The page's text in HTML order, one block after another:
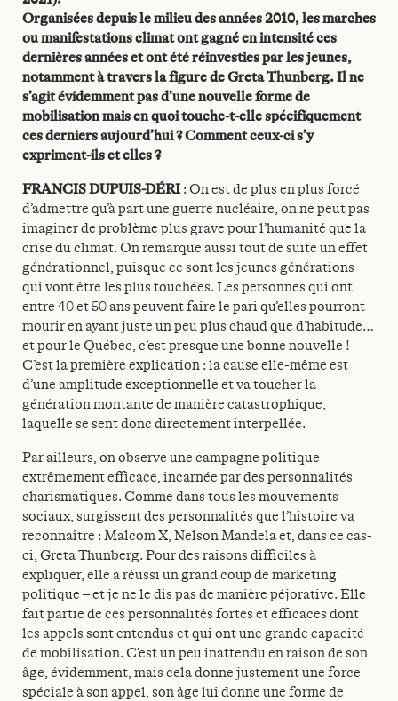
Organisées depuis le milieu des années 2010, les marches
ou manifestations climat ont gagné en intensité ces
dernières années et ont été réinvesties par les jeunes,
notamment à travers la figure de Greta Thunberg. Il ne
s’agit évidemment pas d’une nouvelle forme de
mobilisation mais en quoi touche-t-elle spécifiquement
ces derniers aujourd’hui ? Comment ceux-ci s’y
expriment-ils et elles ?
FRANCIS DUPUIS-DÉRI : On est de plus en plus forcé
d’admettre qu’à part une guerre nucléaire, on ne peut pas
imaginer de problème plus grave pour l’humanité que la
crise du climat. On remarque aussi tout de suite un effet
générationnel, puisque ce sont les jeunes générations
qui vont être les plus touchées. Les personnes qui ont
entre 40 et 50 ans peuvent faire le pari qu’elles pourront
mourir en ayant juste un peu plus chaud que d’habitude…
et pour le Québec, c’est presque une bonne nouvelle !
C’est la première explication : la cause elle-même est
d’une amplitude exceptionnelle et va toucher la
génération montante de manière catastrophique,
laquelle se sent donc directement interpellée.
Par ailleurs, on observe une campagne politique
extrêmement efficace, incarnée par des personnalités
charismatiques. Comme dans tous les mouvements
sociaux, surgissent des personnalités que l’histoire va
reconnaître : Malcom X, Nelson Mandela et, dans ce cas-
ci, Greta Thunberg. Pour des raisons difficiles à
expliquer, elle a réussi un grand coup de marketing
politique – et je ne le dis pas de manière péjorative. Elle
fait partie de ces personnalités fortes et efficaces dont
les appels sont entendus et qui ont une grande capacité
de mobilisation. C’est un peu inattendu en raison de son
âge, évidemment, mais cela donne justement une force
spéciale à son appel, son âge lui donne une forme de